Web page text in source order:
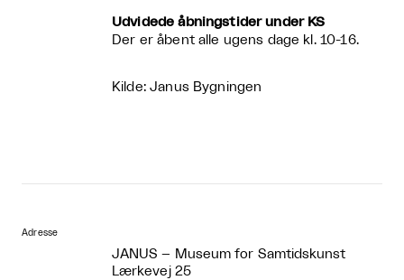
Udvidede åbningstider under KS
Der er åbent alle ugens dage kl. 10-16.
Kilde: Janus Bygningen
Adresse
JANUS – Museum for Samtidskunst
Lærkevej 25